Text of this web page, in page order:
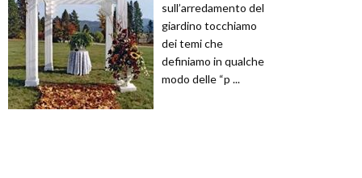
sull’arredamento del
giardino tocchiamo
dei temi che
definiamo in qualche
modo delle “p ...